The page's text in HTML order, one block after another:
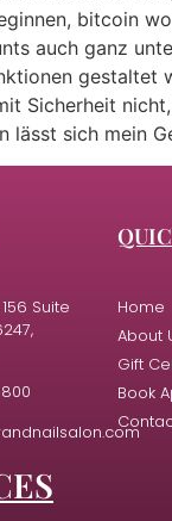
bitcoin
auch ganz
gestaltet
Sicherheit
lässt sich mein
Suite
Home
About
Gift
Book